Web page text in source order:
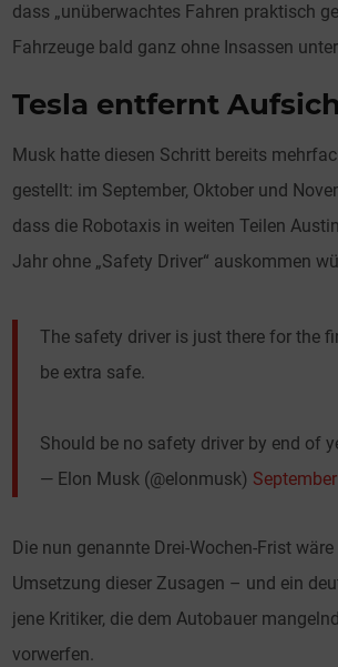
dass „unüberwachtes Fahren praktisch
Fahrzeuge bald ganz ohne Insassen
Tesla entfernt
Musk hatte diesen Schritt bereits
gestellt: im September, Oktober und
dass die Robotaxis in weiten Teilen
Jahr ohne „Safety Driver“ auskommen
The safety driver is just there for the
be extra safe.
Should be no safety driver by end of
— Elon Musk (@elonmusk)
Die nun genannte Drei-Wochen-Frist
Umsetzung dieser Zusagen – und ein
jene Kritiker, die dem Autobauer
vorwerfen.